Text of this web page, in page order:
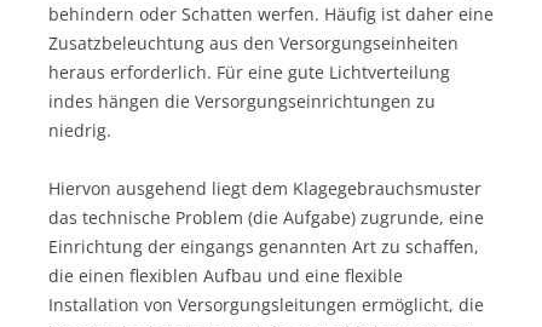
behindern oder Schatten werfen. Häufig ist daher eine
Zusatzbeleuchtung aus den Versorgungseinheiten
heraus erforderlich. Für eine gute Lichtverteilung
indes hängen die Versorgungseinrichtungen zu
niedrig.
Hiervon ausgehend liegt dem Klagegebrauchsmuster
das technische Problem (die Aufgabe) zugrunde, eine
Einrichtung der eingangs genannten Art zu schaffen,
die einen flexiblen Aufbau und eine flexible
Installation von Versorgungsleitungen ermöglicht, die